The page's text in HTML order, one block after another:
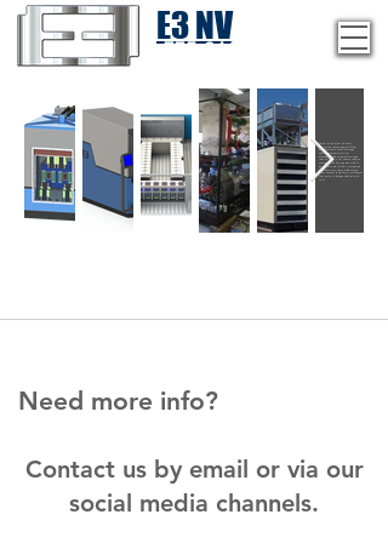
E3 NV
1-775-246-8111
consectetur adipiscing elit. Nam
mattis rutrum ultrices. Quisque
vehicula dignissim orci vel
risus vel finibus. rtor sit amet neque
tempor luctus id vulputate nibh. m,
pulvinar tortor, at imperdieet urna.
Nunc semper tempus dui, vel feugiat
Need more info?
Contact us by email or via our
social media channels.